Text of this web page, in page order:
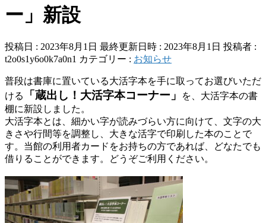
ー」新設
投稿日 : 2023年8月1日 最終更新日時 : 2023年8月1日 投稿者 :
t2o0s1y6o0k7a0n1 カテゴリー : お知らせ
普段は書庫に置いている大活字本を手に取ってお選びいただ
ける
「蔵出し！大活字本コーナー」
を、大活字本の書
棚に新設しました。
大活字本とは、細かい字が読みづらい方に向けて、文字の大
きさや行間等を調整し、大きな活字で印刷した本のことで
す。当館の利用者カードをお持ちの方であれば、どなたでも
借りることができます。どうぞご利用ください。